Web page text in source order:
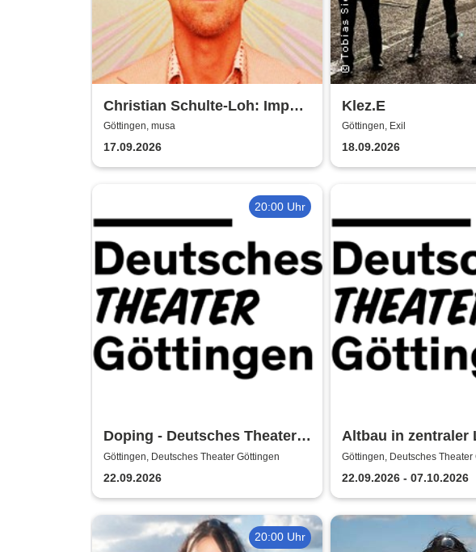
Christian Schulte-Loh: Import
Export
Göttingen, musa
17.09.2026
Klez.E
Göttingen, Exil
18.09.2026
20:00 Uhr
Doping - Deutsches Theater
Göttingen
Göttingen, Deutsches Theater Göttingen
22.09.2026
Altbau in zentraler
Deutsches Theater
Göttingen, Deutsches Theater
22.09.2026 - 07.10.2026
20:00 Uhr